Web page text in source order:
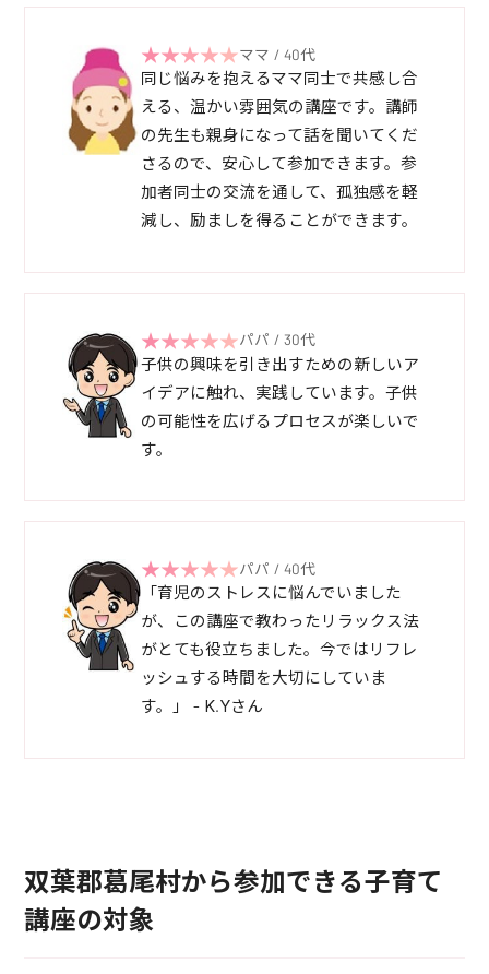
ママ / 40代
同じ悩みを抱えるママ同士で共感し合
える、温かい雰囲気の講座です。講師
の先生も親身になって話を聞いてくだ
さるので、安心して参加できます。参
加者同士の交流を通して、孤独感を軽
減し、励ましを得ることができます。
パパ / 30代
子供の興味を引き出すための新しいア
イデアに触れ、実践しています。子供
の可能性を広げるプロセスが楽しいで
す。
パパ / 40代
「育児のストレスに悩んでいました
が、この講座で教わったリラックス法
がとても役立ちました。今ではリフレ
ッシュする時間を大切にしていま
す。」 - K.Yさん
双葉郡葛尾村から参加できる子育て
講座の対象